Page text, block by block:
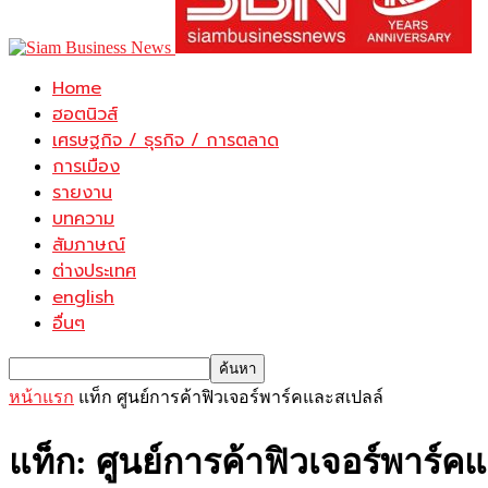
Home
ฮอตนิวส์
เศรษฐกิจ / ธุรกิจ / การตลาด
การเมือง
รายงาน
บทความ
สัมภาษณ์
ต่างประเทศ
english
อื่นๆ
หน้าแรก แท็ก ศูนย์การค้าฟิวเจอร์พาร์คและสเปลล์
แท็ก: ศูนย์การค้าฟิวเจอร์พาร์ค